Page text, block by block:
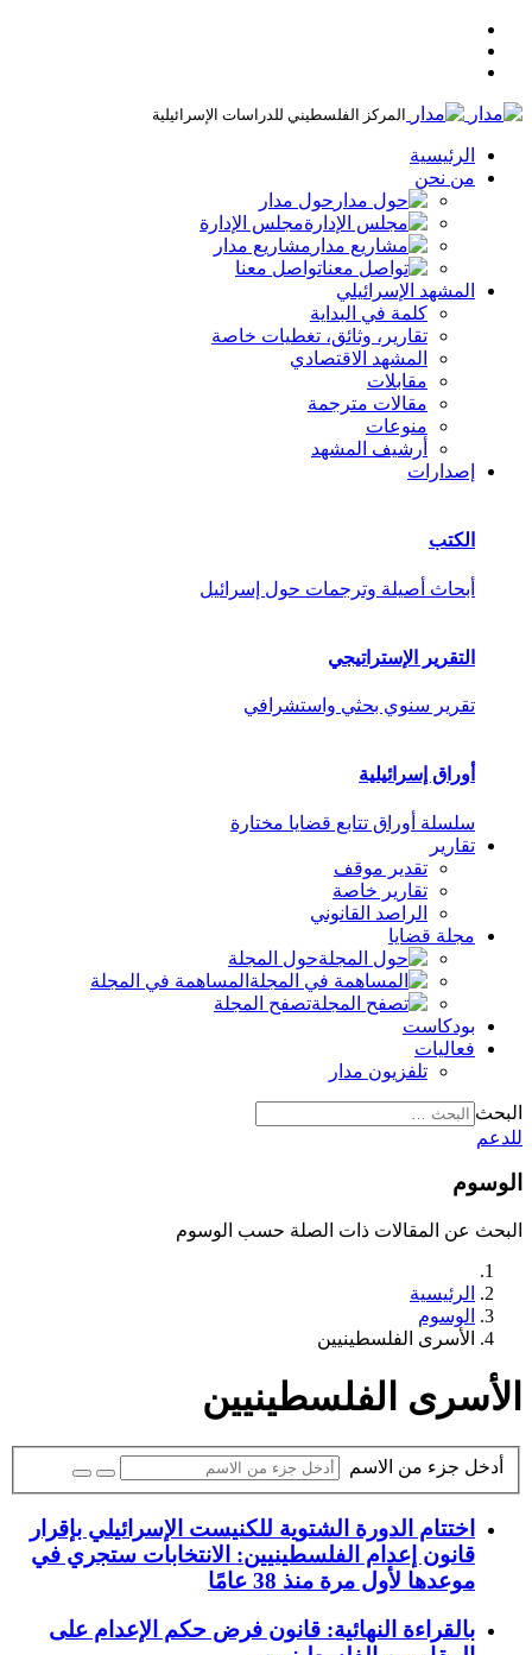
المركز الفلسطيني للدراسات الإسرائيلية
الرئيسية
من نحن
حول مدار
مجلس الإدارة
مشاريع مدار
تواصل معنا
المشهد الإسرائيلي
كلمة في البداية
تقارير، وثائق، تغطيات خاصة
المشهد الاقتصادي
مقابلات
مقالات مترجمة
منوعات
أرشيف المشهد
إصدارات
الكتب
أبحاث أصيلة وترجمات حول إسرائيل
التقرير الإستراتيجي
تقرير سنوي بحثي واستشرافي
أوراق إسرائيلية
سلسلة أوراق تتابع قضايا مختارة
تقارير
تقدير موقف
تقارير خاصة
الراصد القانوني
مجلة قضايا
حول المجلة
المساهمة في المجلة
تصفح المجلة
بودكاست
فعاليات
تلفزيون مدار
البحث
للدعم
الوسوم
البحث عن المقالات ذات الصلة حسب الوسوم
الرئيسية
الوسوم
الأسرى الفلسطينيين
الأسرى الفلسطينيين
أدخل جزء من الاسم
اختتام الدورة الشتوية للكنيست الإسرائيلي بإقرار
قانون إعدام الفلسطينيين: الانتخابات ستجري في
موعدها لأول مرة منذ 38 عامًا
بالقراءة النهائية: قانون فرض حكم الإعدام على